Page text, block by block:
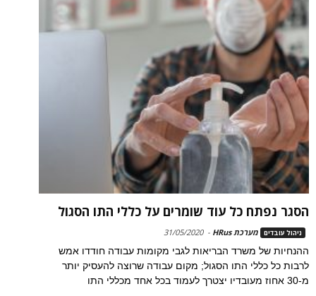
הסגר נפתח כל עוד שומרים על כללי התו הסגול
ניהול עובדים מערכת HRus -
31/05/2020
ההנחיות של משרד הבריאות לגבי מקומות עבודה חודדו אמש
לרבות כל כללי התו הסגול; מקום עבודה שרוצה להעסיק יותר
מ-30 אחוז מעובדיו יצטרך לעמוד בכל אחד מכללי התו